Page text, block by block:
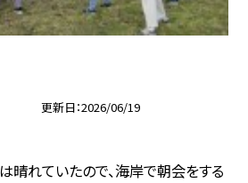
更新日 2026/06/19
晴れていたので、海岸で朝会をする